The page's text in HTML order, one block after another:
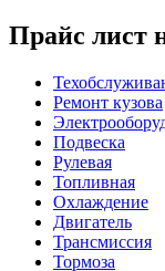
Прайс лист
Ремонт кузова
Подвеска
Рулевая
Топливная
Охлаждение
Двигатель
Трансмиссия
Тормоза